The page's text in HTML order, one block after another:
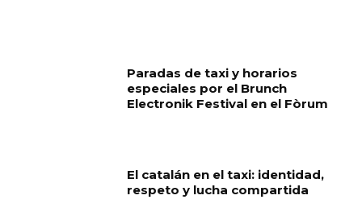
Paradas de taxi y horarios
especiales por el Brunch
Electronik Festival en el Fòrum
El catalán en el taxi: identidad,
respeto y lucha compartida